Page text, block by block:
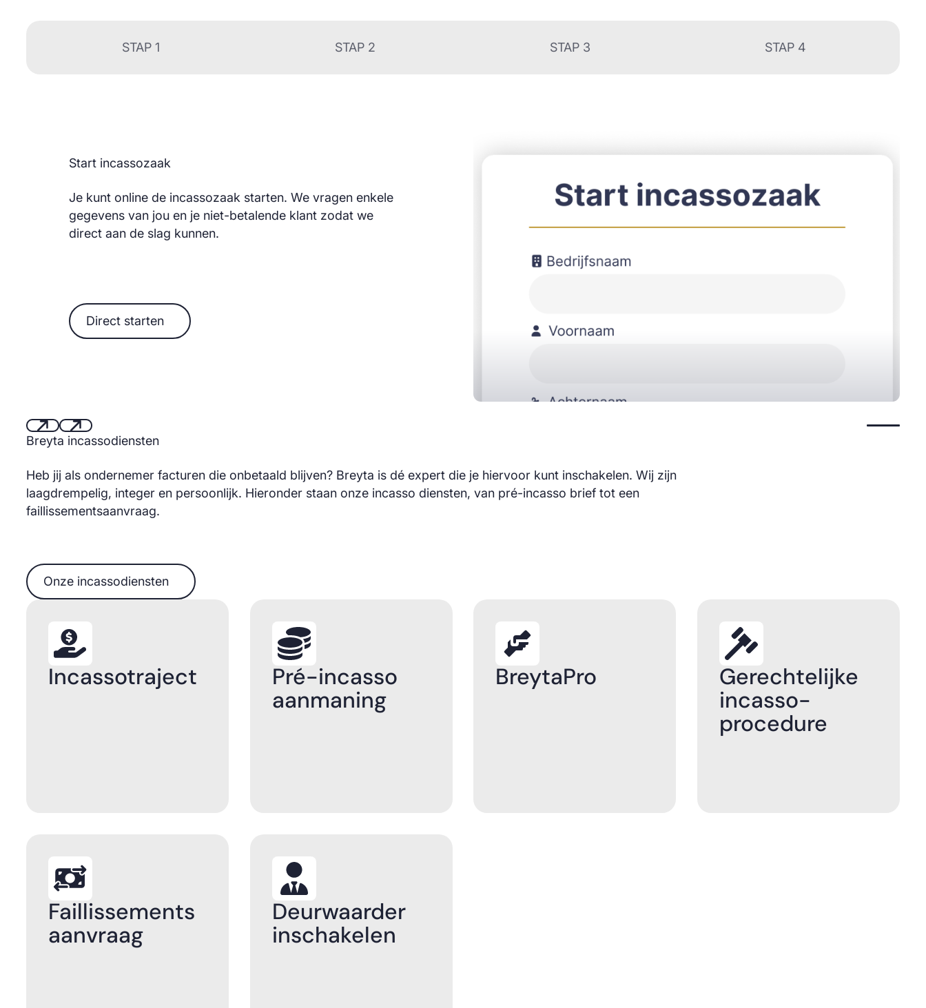
STAP 1 STAP 2 STAP 3 STAP 4
Start incassozaak
Je kunt online de incassozaak starten. We vragen enkele
gegevens van jou en je niet-betalende klant zodat we
direct aan de slag kunnen.
Direct starten
Direct starten
Next Next
Breyta incassodiensten
Heb jij als ondernemer facturen die onbetaald blijven? Breyta is dé expert die je hiervoor kunt inschakelen. Wij zijn
laagdrempelig, integer en persoonlijk. Hieronder staan onze incasso diensten, van pré-incasso brief tot een
faillissementsaanvraag.
Onze incassodiensten
Onze incassodiensten
Incassotraject
Pré-incasso
aanmaning
BreytaPro
Gerechtelijke
incasso-
procedure
Faillissements
aanvraag
Deurwaarder
inschakelen